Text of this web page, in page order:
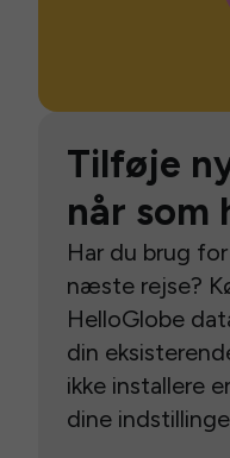
Tilføje
når som
Har du brug
næste rejse?
HelloGlobe
din
ikke installere
dine